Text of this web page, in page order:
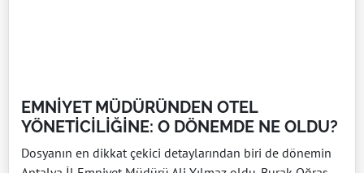
EMNİYET MÜDÜRÜNDEN OTEL
YÖNETİCİLİĞİNE: O DÖNEMDE NE OLDU?
Dosyanın en dikkat çekici detaylarından biri de dönemin